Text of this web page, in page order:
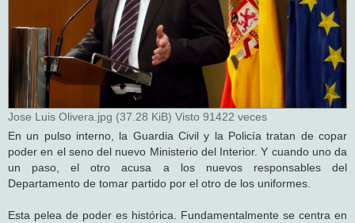
Jose Luis Olivera.jpg (37.28 KiB) Visto 91422 veces
En un pulso interno, la Guardia Civil y la Policía tratan de copar
poder en el seno del nuevo Ministerio del Interior. Y cuando uno da
un paso, el otro acusa a los nuevos responsables del
Departamento de tomar partido por el otro de los uniformes.
Esta pelea de poder es histórica. Fundamentalmente se centra en